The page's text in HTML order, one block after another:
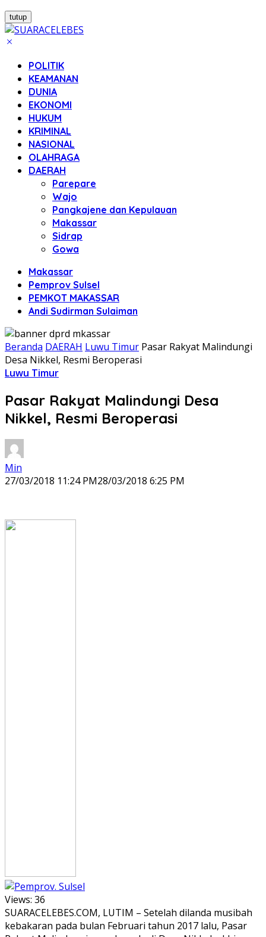
tutup
POLITIK
KEAMANAN
DUNIA
EKONOMI
HUKUM
KRIMINAL
NASIONAL
OLAHRAGA
DAERAH
Parepare
Wajo
Pangkajene dan Kepulauan
Makassar
Sidrap
Gowa
Makassar
Pemprov Sulsel
PEMKOT MAKASSAR
Andi Sudirman Sulaiman
Beranda DAERAH Luwu Timur Pasar Rakyat Malindungi
Desa Nikkel, Resmi Beroperasi
Luwu Timur
Pasar Rakyat Malindungi Desa
Nikkel, Resmi Beroperasi
Min
27/03/2018 11:24 PM28/03/2018 6:25 PM
Views: 36
SUARACELEBES.COM, LUTIM – Setelah dilanda musibah
kebakaran pada bulan Februari tahun 2017 lalu, Pasar